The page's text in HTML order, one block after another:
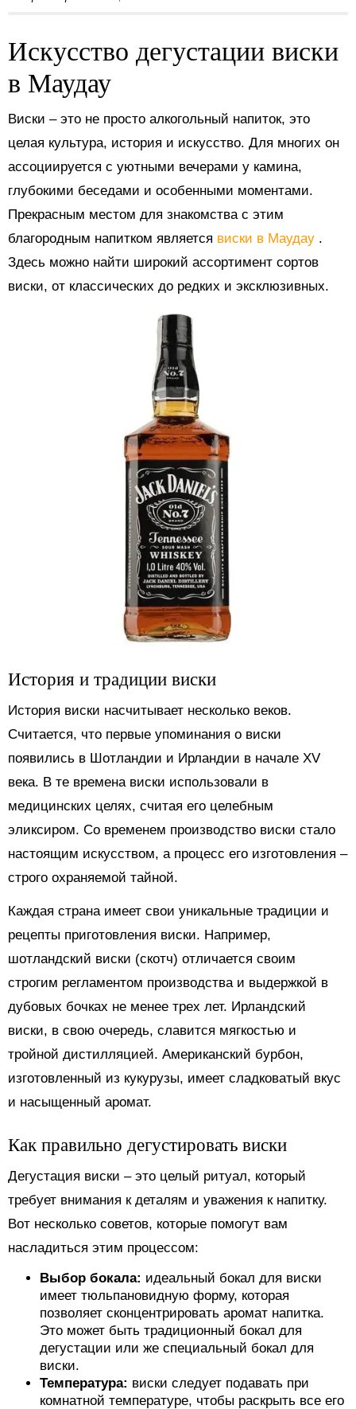
Искусство дегустации виски
в Маудау
Виски – это не просто алкогольный напиток, это
целая культура, история и искусство. Для многих он
ассоциируется с уютными вечерами у камина,
глубокими беседами и особенными моментами.
Прекрасным местом для знакомства с этим
благородным напитком является виски в Маудау .
Здесь можно найти широкий ассортимент сортов
виски, от классических до редких и эксклюзивных.
История и традиции виски
История виски насчитывает несколько веков.
Считается, что первые упоминания о виски
появились в Шотландии и Ирландии в начале XV
века. В те времена виски использовали в
медицинских целях, считая его целебным
эликсиром. Со временем производство виски стало
настоящим искусством, а процесс его изготовления –
строго охраняемой тайной.
Каждая страна имеет свои уникальные традиции и
рецепты приготовления виски. Например,
шотландский виски (скотч) отличается своим
строгим регламентом производства и выдержкой в
дубовых бочках не менее трех лет. Ирландский
виски, в свою очередь, славится мягкостью и
тройной дистилляцией. Американский бурбон,
изготовленный из кукурузы, имеет сладковатый вкус
и насыщенный аромат.
Как правильно дегустировать виски
Дегустация виски – это целый ритуал, который
требует внимания к деталям и уважения к напитку.
Вот несколько советов, которые помогут вам
насладиться этим процессом:
Выбор бокала: идеальный бокал для виски
имеет тюльпановидную форму, которая
позволяет сконцентрировать аромат напитка.
Это может быть традиционный бокал для
дегустации или же специальный бокал для
виски.
Температура: виски следует подавать при
комнатной температуре, чтобы раскрыть все его